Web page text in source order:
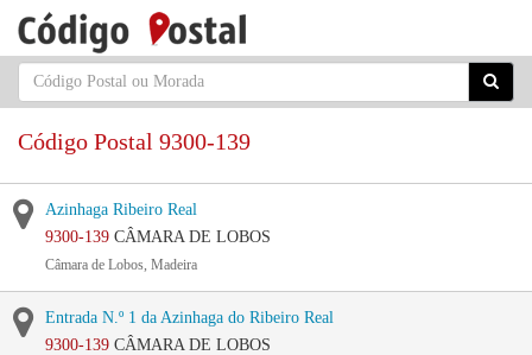
Código Postal 9300-139
Azinhaga Ribeiro Real
9300-139 CÂMARA DE LOBOS
Câmara de Lobos, Madeira
Entrada N.º 1 da Azinhaga do Ribeiro Real
9300-139 CÂMARA DE LOBOS